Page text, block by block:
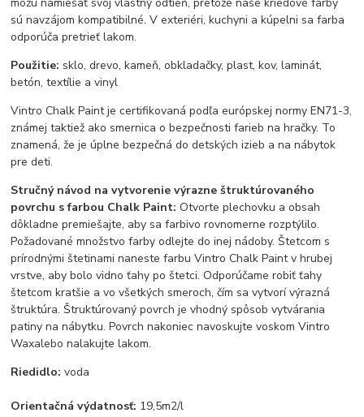
sú navzájom kompatibilné. V exteriéri, kuchyni a kúpelni sa farba
odporúča pretrieť lakom.
Použitie: sklo, drevo, kameň, obkladačky, plast, kov, laminát,
betón, textílie a vinyl
Vintro Chalk Paint je certifikovaná podľa európskej normy EN71-3,
známej taktiež ako smernica o bezpečnosti farieb na hračky. To
znamená, že je úplne bezpečná do detských izieb a na nábytok
pre deti.
Stručný návod na vytvorenie výrazne štruktúrovaného
povrchu s farbou Chalk Paint:Otvorte plechovku a obsah
dôkladne premiešajte, aby sa farbivo rovnomerne rozptýlilo.
Požadované množstvo farby odlejte do inej nádoby. Štetcom s
prírodnými štetinami naneste farbu Vintro Chalk Paint v hrubej
vrstve, aby bolo vidno ťahy po štetci. Odporúčame robiť ťahy
štetcom kratšie a vo všetkých smeroch, čím sa vytvorí výrazná
štruktúra. Štruktúrovaný povrch je vhodný spôsob vytvárania
patiny na nábytku. Povrch nakoniec navoskujte voskomVintro
Waxalebo nalakujte lakom.
Riedidlo:voda
Orientačná výdatnosť: 19,5m2/l